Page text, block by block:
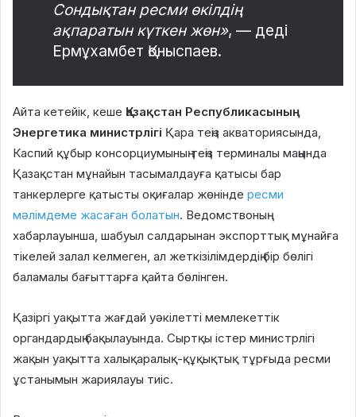
Сондықтан ресми өкілдің
ақпаратын күткен жөн», — деді
Ермұхамбет Қоныспаев.
Айта кетейік, кеше Қазақстан Республикасының
Энергетика министрлігі Қара теңіз акваториясында,
Каспий құбыр консорциумының теңіз терминалы маңында
Қазақстан мұнайын тасымалдауға қатысы бар
танкерлерге қатысты оқиғалар жөнінде ресми
мәлімдеме жасаған болатын. Ведомствоның
хабарлауынша, шабуыл салдарынан экспорттық мұнайға
тікелей залал келмеген, ал жеткізілімдердің бір бөлігі
баламалы бағыттарға қайта бөлінген.
Қазіргі уақытта жағдай уәкілетті мемлекеттік
органдардың бақылауында. Сыртқы істер министрлігі
жақын уақытта халықаралық-құқықтық тұрғыда ресми
ұстанымын жариялауы тиіс.